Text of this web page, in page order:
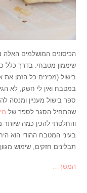
הכיסונים המושלמים האלה
שיממון מטבחי. בדרך כלל
בישול (מכינים כל הזמן
במטבח ואין לי חשק, לא
ספר בישול מעניין ומנסה
שהתחיל הסגר לספר של
והחלטתי להכין כמה שיותר
בעיני המטבח ההודי הוא
תבלינים חזקים, שימוש
המשך…